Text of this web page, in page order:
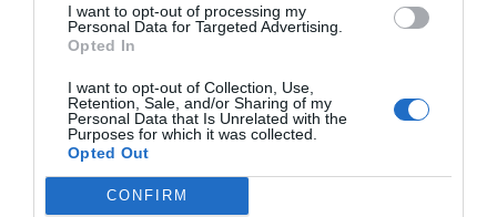
I want to opt-out of processing my
Personal Data for Targeted Advertising.
Opted In
I want to opt-out of Collection, Use,
Retention, Sale, and/or Sharing of my
Personal Data that Is Unrelated with the
Purposes for which it was collected.
Opted Out
CONFIRM